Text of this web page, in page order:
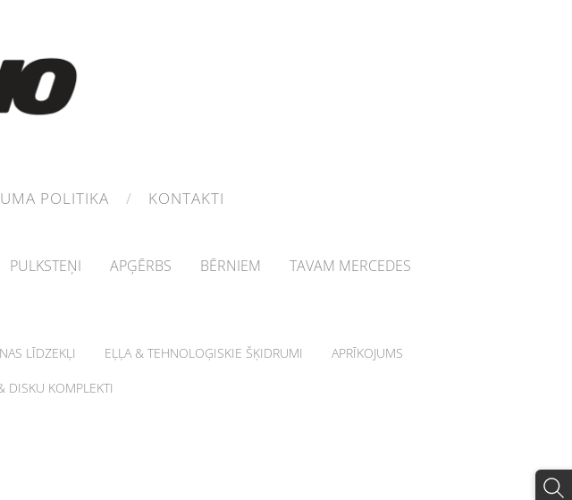
POLITIKA KONTAKTI
PULKSTEŅI APĢĒRBS BĒRNIEM TAVAM MERCEDES
LĪDZEKĻI EĻĻA & TEHNOLOĢISKIE ŠĶIDRUMI APRĪKOJUMS
DISKU KOMPLEKTI